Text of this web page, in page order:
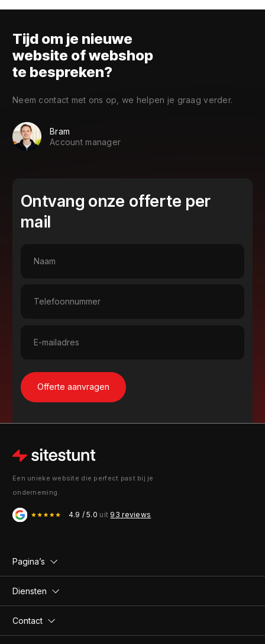
Tijd om je nieuwe
website of webshop
te bespreken?
Neem contact met ons op, we helpen je graag verder.
Bram
Account manager
Ontvang onze offerte per
mail
Een unieke website die perfect past bij je
onderneming.
4.9 / 5.0 uit 93 reviews
Pagina’s
Diensten
Contact